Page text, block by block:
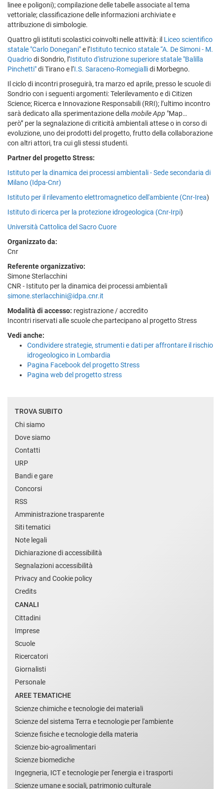
linee e poligoni); compilazione delle tabelle associate al tema
vettoriale; classificazione delle informazioni archiviate e
attribuzione di simbologie.
Quattro gli istituti scolastici coinvolti nelle attività: il Liceo scientifico
statale "Carlo Donegani"e l’Istituto tecnico statale “A. De Simoni - M.
Quadriodi Sondrio, l’Istituto d'istruzione superiore statale "Balilla
Pinchetti"di Tirano e l’I.S. Saraceno-Romegiallidi Morbegno.
Il ciclo di incontri proseguirà, tra marzo ed aprile, presso le scuole di
Sondrio con i seguenti argomenti: Telerilevamento e di Citizen
Science; Ricerca e Innovazione Responsabili (RRI); l’ultimo incontro
sarà dedicato alla sperimentazione della mobile App "Map…
però” per la segnalazione di criticità ambientali attese o in corso di
evoluzione, uno dei prodotti del progetto, frutto della collaborazione
con altri attori, tra cui gli stessi studenti.
Partner del progetto Stress:
Istituto per la dinamica dei processi ambientali - Sede secondaria di
Milano (Idpa-Cnr)
Istituto per il rilevamento elettromagnetico dell'ambiente (Cnr-Irea)
Istituto di ricerca per la protezione idrogeologica (Cnr-Irpi)
Università Cattolica del Sacro Cuore
Organizzato da:
Cnr
Referente organizzativo:
Simone Sterlacchini
CNR - Istituto per la dinamica dei processi ambientali
simone.sterlacchini@idpa.cnr.it
Modalità di accesso: registrazione / accredito
Incontri riservati alle scuole che partecipano al progetto Stress
Vedi anche:
Condividere strategie, strumenti e dati per affrontare il rischio
idrogeologico in Lombardia
Pagina Facebook del progetto Stress
Pagina web del progetto stress
TROVA SUBITO
Chi siamo
Dove siamo
Contatti
URP
Bandi e gare
Concorsi
RSS
Amministrazione trasparente
Siti tematici
Note legali
Dichiarazione di accessibilità
Segnalazioni accessibilità
Privacy and Cookie policy
Credits
CANALI
Cittadini
Imprese
Scuole
Ricercatori
Giornalisti
Personale
AREE TEMATICHE
Scienze chimiche e tecnologie dei materiali
Scienze del sistema Terra e tecnologie per l'ambiente
Scienze fisiche e tecnologie della materia
Scienze bio-agroalimentari
Scienze biomediche
Ingegneria, ICT e tecnologie per l'energia e i trasporti
Scienze umane e sociali, patrimonio culturale